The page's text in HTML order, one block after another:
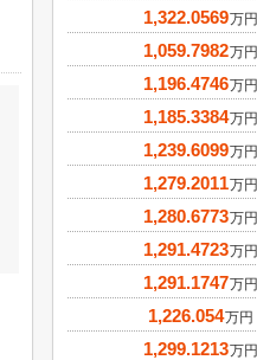
1,322.0569万円
1,059.7982万円
1,196.4746万円
1,185.3384万円
1,239.6099万円
1,279.2011万円
1,280.6773万円
1,291.4723万円
1,291.1747万円
1,226.054万円
1,299.1213万円